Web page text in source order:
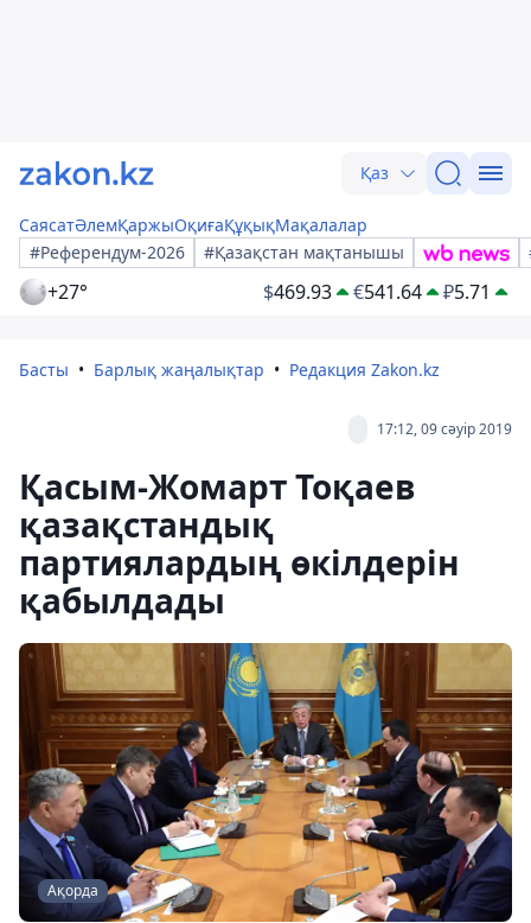
Қаз
СаясатӘлемҚаржыОқиғаҚұқықМақалалар
#Референдум-2026
#Қазақстан мақтанышы
+27° $469.93 €541.64 ₽5.71
Басты Барлық жаңалықтар Редакция Zakon.kz
17:12, 09 сәуір 2019
Қасым-Жомарт Тоқаев
қазақстандық
партиялардың өкілдерін
қабылдады
Ақорда